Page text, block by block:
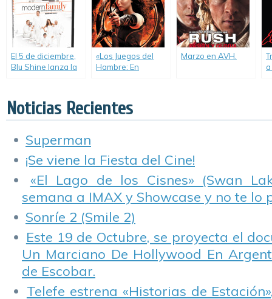
Ávila».
El 5 de diciembre,
Blu Shine lanza la
comedia «Modern
Family» y la primera
del multipremiado
«Homeland».
«Los Juegos del
Hambre: En
cierra el mes de
Marzo.
Marzo en AVH.
Noticias Recientes
Superman
¡Se viene la Fiesta del Cine!
«El Lago de los Cisnes» (Swan
semana a IMAX y Showcase y no te lo
Sonríe 2 (Smile 2)
Este 19 de Octubre, se proyecta el
Un Marciano De Hollywood En
de Escobar.
Telefe estrena «Historias de